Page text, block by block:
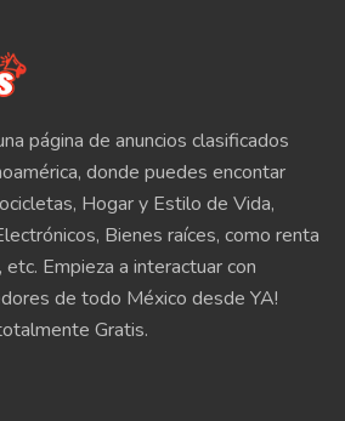
página de anuncios clasificados
donde puedes encontar
Hogar y Estilo de Vida,
Bienes raíces, como renta
Empieza a interactuar con
de todo México desde YA!
Gratis.